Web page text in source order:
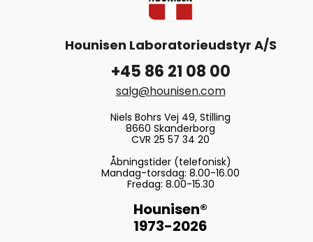
Hounisen Laboratorieudstyr A/S
+45 86 21 08 00
salg@hounisen.com
Niels Bohrs Vej 49, Stilling
8660 Skanderborg
CVR 25 57 34 20
Åbningstider (telefonisk)
Mandag-torsdag: 8.00-16.00
Fredag: 8.00-15.30
Hounisen®
1973-2026